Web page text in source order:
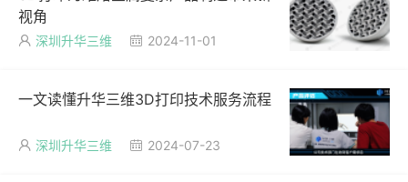
视角
 深圳升华三维  2024-11-01
一文读懂升华三维3D打印技术服务流程
 深圳升华三维  2024-07-23